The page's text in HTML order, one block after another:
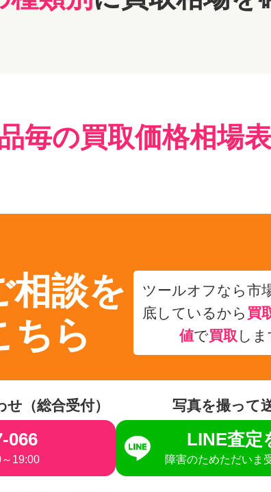
毎の買取価格相場表
相談を
ちら
ツールオフなら市
底しているから 買
値で買取 しま
（総合受付）
066
19:00
写真を撮って
LINE査定
障害のためただいま